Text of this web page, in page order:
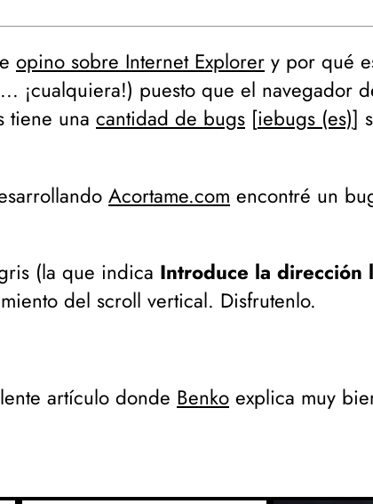
opino sobre Internet Explorer y por qué
¡cualquiera!) puesto que el navegador
tiene una cantidad de bugs [iebugs (es)]
Acortame.com encontré un
(la que indica Introduce la dirección
del scroll vertical. Disfrutenlo.
artículo donde Benko explica muy